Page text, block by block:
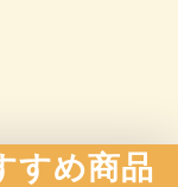
すめ商品